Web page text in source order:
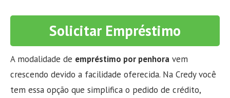
Solicitar Empréstimo
A modalidade de empréstimo por penhora vem
crescendo devido a facilidade oferecida. Na Credy você
tem essa opção que simplifica o pedido de crédito,